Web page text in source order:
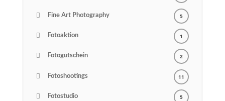
Fine Art Photography 5
Fotoaktion 1
Fotogutschein 2
Fotoshootings 11
Fotostudio 5